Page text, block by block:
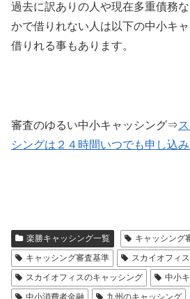
過去に訳ありの人や現在多重債務
かで借りれない人は以下の中小キ
借りれる事もあります。
審査のゆるい中小キャッシング⇒
シングは２４時間いつでも申し込
楽勝キャッシング一覧
キャッシング
キャッシング審査基準
スカイオフィス
スカイオフィスのキャッシング
中小
中小消費者金融
九州のキャッシング